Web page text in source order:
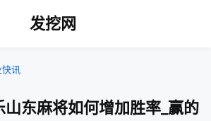
发挖网
讯
东麻将如何增加胜率_赢的